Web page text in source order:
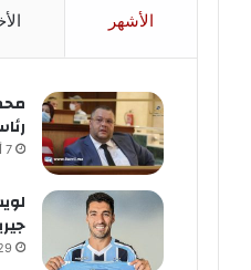
الأشهر
7 أغسطس، 2023
29 يوليو،